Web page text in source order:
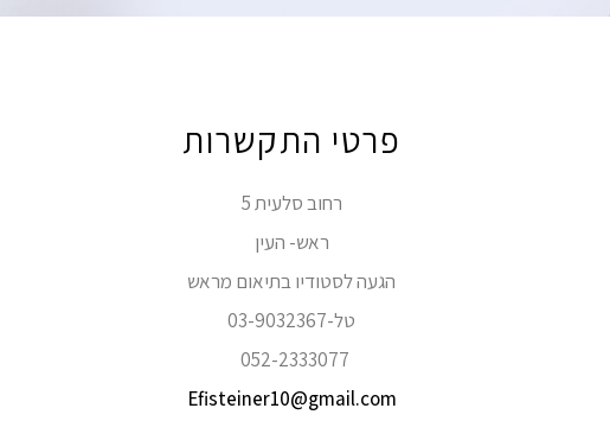
פרטי התקשרות
רחוב סלעית 5
ראש- העין
הגעה לסטודיו בתיאום מראש
טל-03-9032367
052-2333077
Efisteiner10@gmail.com